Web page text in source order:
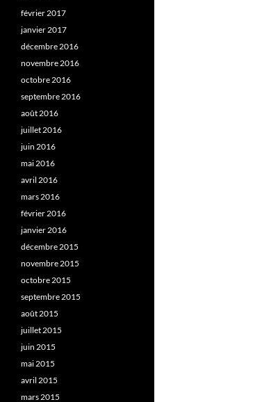
février 2017
janvier 2017
décembre 2016
novembre 2016
octobre 2016
septembre 2016
août 2016
juillet 2016
juin 2016
mai 2016
avril 2016
mars 2016
février 2016
janvier 2016
décembre 2015
novembre 2015
octobre 2015
septembre 2015
août 2015
juillet 2015
juin 2015
mai 2015
avril 2015
mars 2015